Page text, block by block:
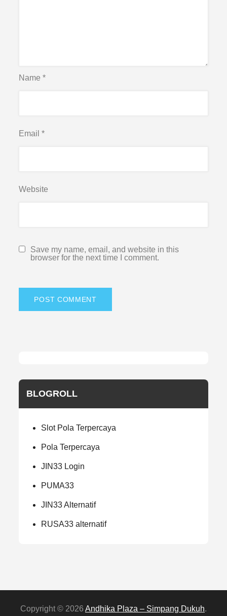
Name*
Email*
Website
Save my name, email, and website in this
browser for the next time I comment.
BLOGROLL
Slot Pola Terpercaya
Pola Terpercaya
JIN33 Login
PUMA33
JIN33 Alternatif
RUSA33 alternatif
Copyright © 2026 Andhika Plaza – Simpang Dukuh.